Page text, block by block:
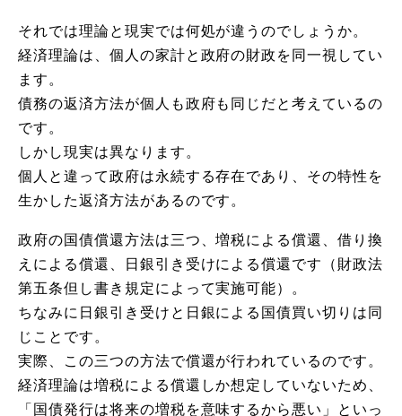
それでは理論と現実では何処が違うのでしょうか。
経済理論は、個人の家計と政府の財政を同一視してい
ます。
債務の返済方法が個人も政府も同じだと考えているの
です。
しかし現実は異なります。
個人と違って政府は永続する存在であり、その特性を
生かした返済方法があるのです。
政府の国債償還方法は三つ、増税による償還、借り換
えによる償還、日銀引き受けによる償還です（財政法
第五条但し書き規定によって実施可能）。
ちなみに日銀引き受けと日銀による国債買い切りは同
じことです。
実際、この三つの方法で償還が行われているのです。
経済理論は増税による償還しか想定していないため、
「国債発行は将来の増税を意味するから悪い」といっ